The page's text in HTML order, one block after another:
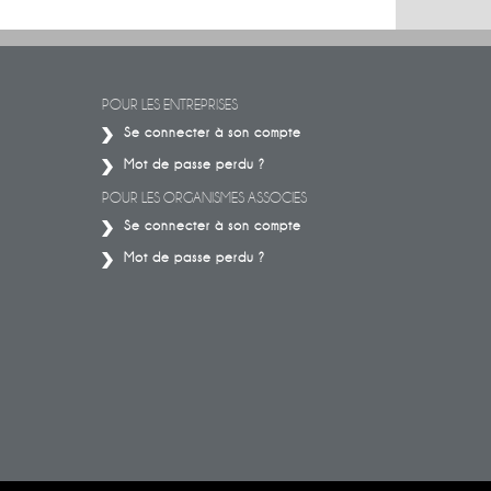
POUR LES ENTREPRISES
Se connecter à son compte
Mot de passe perdu ?
POUR LES ORGANISMES ASSOCIES
Se connecter à son compte
Mot de passe perdu ?